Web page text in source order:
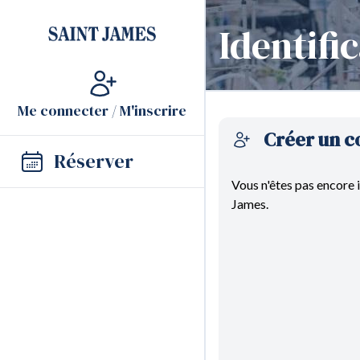
Saint James
Me connecter / M'inscrire
Réserver
Créer un
Vous n'êtes pas
James.